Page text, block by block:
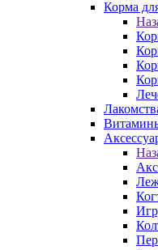
Корма